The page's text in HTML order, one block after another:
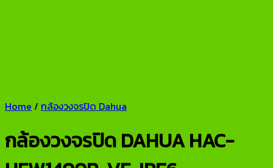
Home / กล้องวงจรปิด Dahua
กล้องวงจรปิด DAHUA HAC-